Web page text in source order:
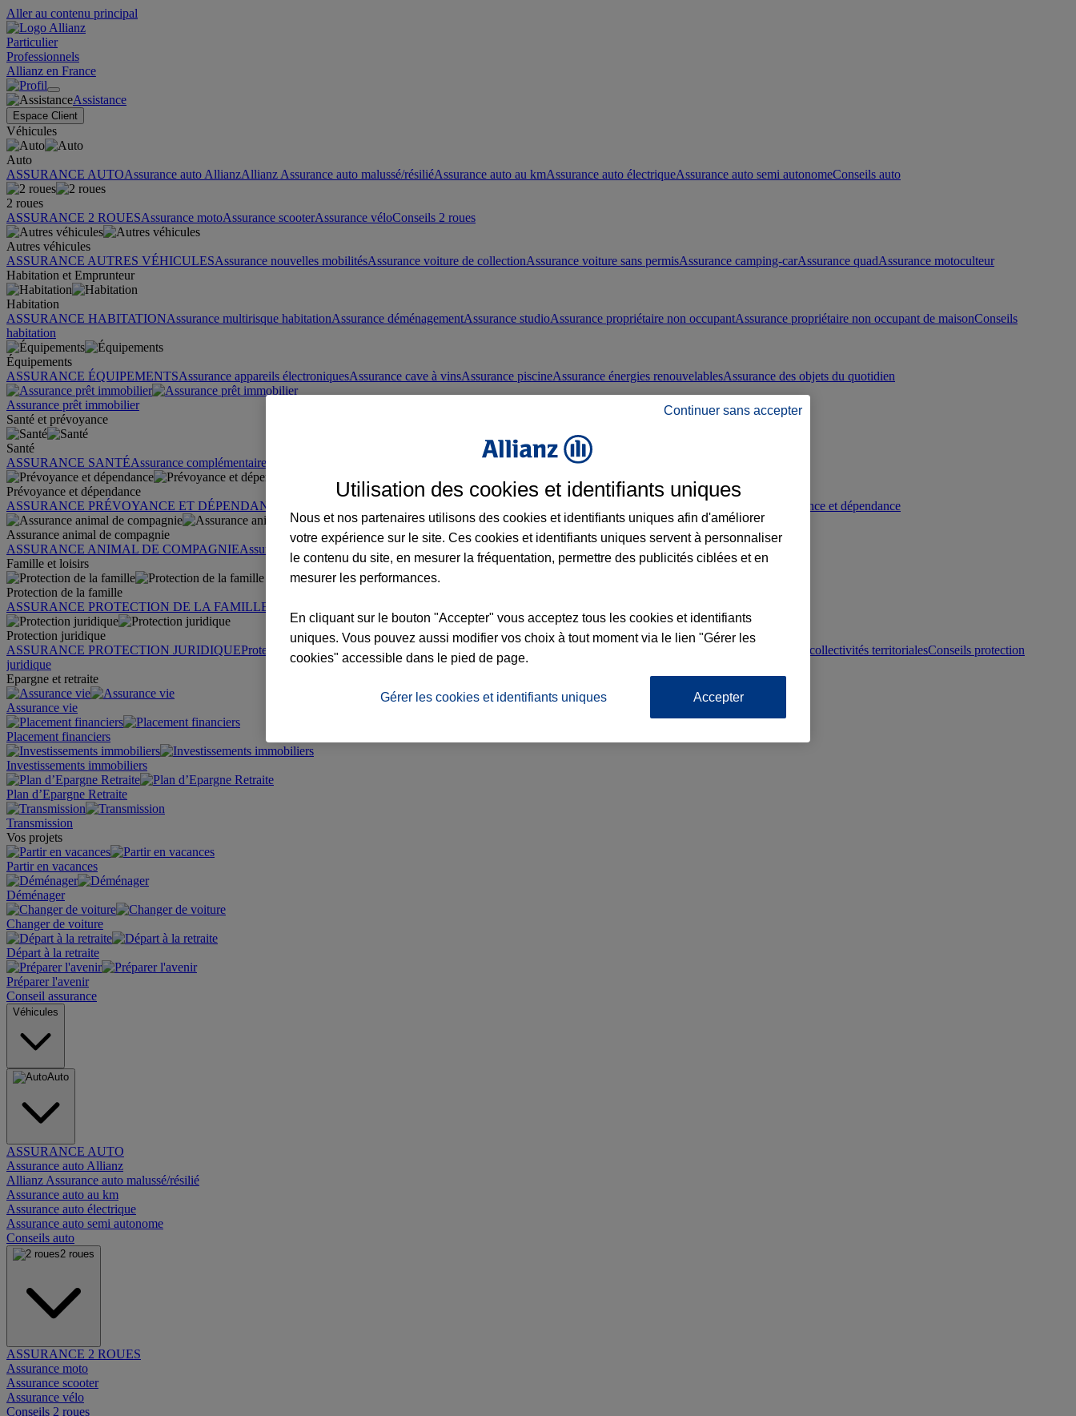
Aller au contenu principal
Particulier
Professionnels
Allianz en France
Assistance
Espace Client
Véhicules
Auto
ASSURANCE AUTOAssurance auto AllianzAllianz Assurance auto malussé/résiliéAssurance auto au kmAssurance auto électriqueAssurance auto semi autonomeConseils auto
2 roues
ASSURANCE 2 ROUESAssurance motoAssurance scooterAssurance véloConseils 2 roues
Autres véhicules
ASSURANCE AUTRES VÉHICULESAssurance nouvelles mobilitésAssurance voiture de collectionAssurance voiture sans permisAssurance camping-carAssurance quadAssurance motoculteur
Habitation et Emprunteur
Habitation
ASSURANCE HABITATIONAssurance multirisque habitationAssurance déménagementAssurance studioAssurance propriétaire non occupantAssurance propriétaire non occupant de maisonConseils
habitation
Équipements
ASSURANCE ÉQUIPEMENTSAssurance appareils électroniquesAssurance cave à vinsAssurance piscineAssurance énergies renouvelablesAssurance des objets du quotidien
Assurance prêt immobilier
Santé et prévoyance
Santé
ASSURANCE SANTÉAssurance complémentaire santé Conseils santé
Prévoyance et dépendance
ASSURANCE PRÉVOYANCE ET DÉPENDANCE
Conseils prévoyance et dépendance
Assurance animal de compagnie
ASSURANCE ANIMAL DE COMPAGNIEAssurance chien Assurance chat
Conseils animal de compagnie
Famille et loisirs
Protection de la famille
ASSURANCE PROTECTION DE LA FAMILLE
Protection juridique
ASSURANCE PROTECTION JURIDIQUEProtection juridique particuliers Protection juridique immobilière Protection juridique collectivités territorialesConseils protection
juridique
Epargne et retraite
Assurance vie
Placement financiers
Investissements immobiliers
Plan d’Epargne Retraite
Transmission
Vos projets
Partir en vacances
Déménager
Changer de voiture
Départ à la retraite
Préparer l'avenir
Conseil assurance
Véhicules
Auto
ASSURANCE AUTO
Assurance auto Allianz
Allianz Assurance auto malussé/résilié
Assurance auto au km
Assurance auto électrique
Assurance auto semi autonome
Conseils auto
2 roues
ASSURANCE 2 ROUES
Assurance moto
Assurance scooter
Assurance vélo
Conseils 2 roues
Continuer sans accepter
Utilisation des cookies et identifiants uniques
Nous et nos partenaires utilisons des cookies et identifiants uniques afin d'améliorer
votre expérience sur le site. Ces cookies et identifiants uniques servent à personnaliser
le contenu du site, en mesurer la fréquentation, permettre des publicités ciblées et en
mesurer les performances.
En cliquant sur le bouton "Accepter" vous acceptez tous les cookies et identifiants
uniques. Vous pouvez aussi modifier vos choix à tout moment via le lien "Gérer les
cookies" accessible dans le pied de page.
Gérer les cookies et identifiants uniques Accepter